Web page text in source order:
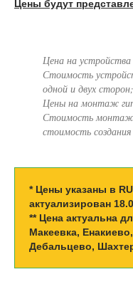
Цены будут
Цена на
Стоимость
одной и двух сторон;
Цены на монтаж
Стоимость
стоимость
* Цены указаны в
актуализирован
** Цена актуальна
Макеевка,
Дебальцево,